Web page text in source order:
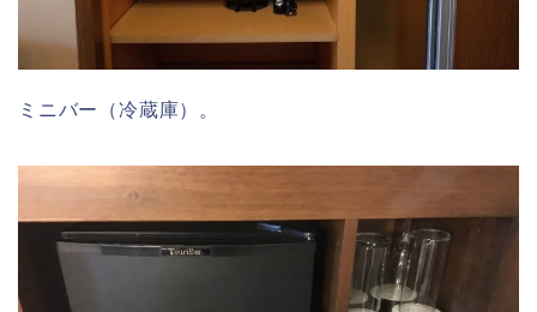
ミニバー（冷蔵庫）。